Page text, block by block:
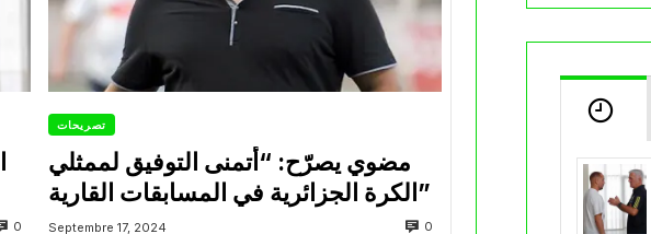
0
تصريحات
مضوي يصرّح: “أتمنى التوفيق لممثلي
الكرة الجزائرية في المسابقات القارية”
Septembre 17, 2024 0